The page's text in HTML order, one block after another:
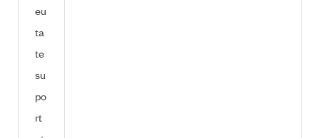
eu
ta
te
su
po
rt